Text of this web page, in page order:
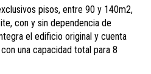
pisos, entre 90 y 140m2,
con y sin dependencia de
el edificio original y cuenta
una capacidad total para 8